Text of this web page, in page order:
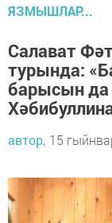
ЯЗМЫШЛАР...
Салават
турында:
барысын да
автор, 15